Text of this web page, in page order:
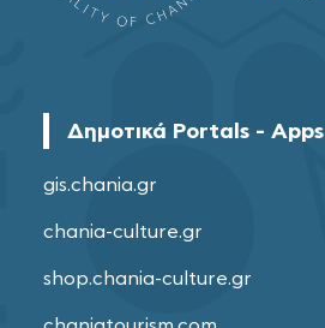
Δημοτικά Portals - Apps
gis.chania.gr
chania-culture.gr
shop.chania-culture.gr